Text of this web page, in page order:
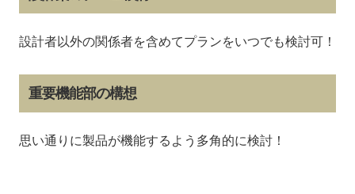
設計者以外の関係者を含めてプランをいつでも検討可！
重要機能部の構想
思い通りに製品が機能するよう多角的に検討！